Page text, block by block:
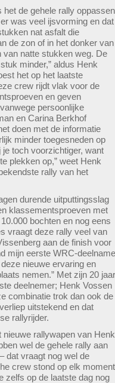
de gehele rally oppassen
was veel ijsvorming en dat
nat asfalt die
de zon of in het donker van
van natte stukken weg. De
minder,” aldus Henk
het op het laatste
crew rijdt vlak voor de
en geven
persoonlijke
en Carina Berkhof
doen met de informatie
minder toegesneden op
toch voorzichtiger, want
plekken op,” weet Henk
rally van het
durende uitputtingsslag
klassementsproeven met
bochten en nog eens
vraagt deze rally veel van
aan de finish voor
mijn eerste WRC-deelname
nieuwe ervaring en
nemen.” Met zijn 20 jaar
deelnemer; Henk Vossen
combinatie trok dan ook de
uitstekend en dat
rallyrijder.
rallywapen van Henk
wel de gehele rally aan
dat vraagt nog wel de
crew stond op elk moment
zelfs op de laatste dag nog